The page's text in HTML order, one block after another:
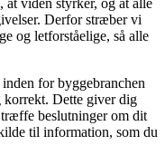
Derfor stræber vi
og letforståelige, så alle
for byggebranchen
korrekt. Dette giver dig
beslutninger om dit
til information, som du